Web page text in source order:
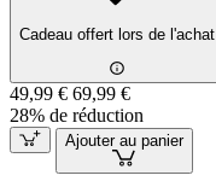
Cadeau offert lors de l'achat
49,99 € 69,99 €
28% de réduction
Ajouter au panier